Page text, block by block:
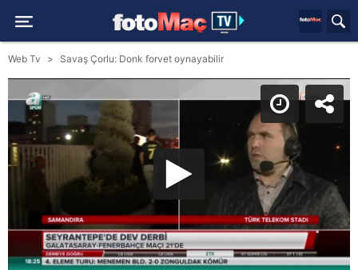
Web Tv Savaş Çorlu: Donk forvet oynayabilir